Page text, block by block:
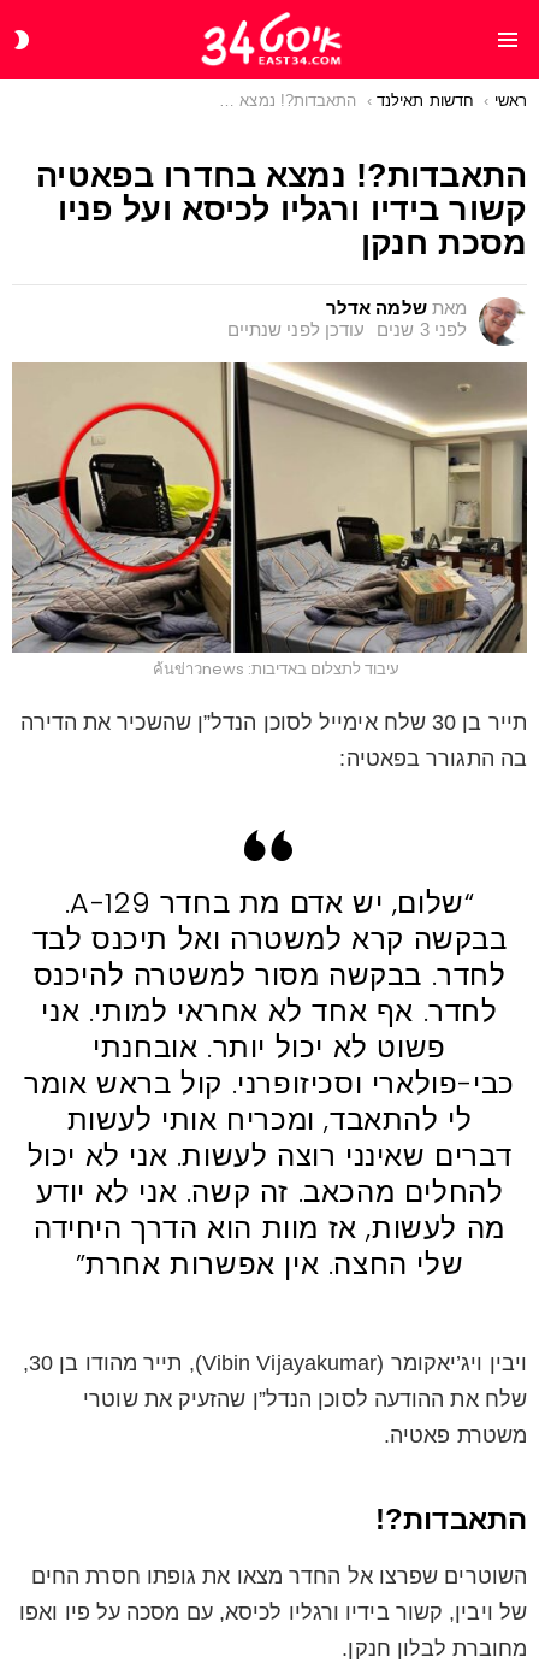
You are here:
ראשי חדשות תאילנד התאבדות?! נמצא בחדרו בפאטיה קשור בידיו ורגליו לכיסא ועל פניו מסכת חנקן
התאבדות?! נמצא בחדרו בפאטיה
קשור בידיו ורגליו לכיסא ועל פניו
מסכת חנקן
מאת שלמה אדלר
לפני 3 שנים
עודכן לפני שנתיים
עיבוד לתצלום באדיבות: ค้นข่าวnews
תייר בן 30 שלח אימייל לסוכן הנדל”ן שהשכיר את הדירה
בה התגורר בפאטיה:
“שלום, יש אדם מת בחדר A-129.
בבקשה קרא למשטרה ואל תיכנס לבד
לחדר. בבקשה מסור למשטרה להיכנס
לחדר. אף אחד לא אחראי למותי. אני
פשוט לא יכול יותר. אובחנתי
כבי-פולארי וסכיזופרני. קול בראש אומר
לי להתאבד, ומכריח אותי לעשות
דברים שאינני רוצה לעשות. אני לא יכול
להחלים מהכאב. זה קשה. אני לא יודע
מה לעשות, אז מוות הוא הדרך היחידה
שלי החצה. אין אפשרות אחרת”
ויבין ויג’יאקומר (Vibin Vijayakumar), תייר מהודו בן 30,
שלח את ההודעה לסוכן הנדל”ן שהזעיק את שוטרי
משטרת פאטיה.
התאבדות?!
השוטרים שפרצו אל החדר מצאו את גופתו חסרת החים
של ויבין, קשור בידיו ורגליו לכיסא, עם מסכה על פיו ואפו
מחוברת לבלון חנקן.